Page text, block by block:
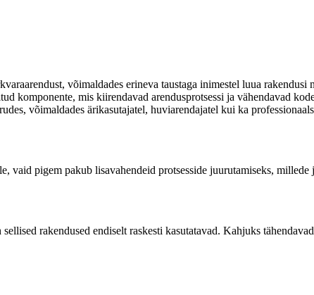
võimaldades erineva taustaga inimestel luua
komponente, mis kiirendavad arendusprotsessi ja vähendavad
võimaldades ärikasutajatel, huviarendajatel kui ka
vaid pigem pakub lisavahendeid protsesside juurutamiseks,
rakendused endiselt raskesti kasutatavad. Kahjuks